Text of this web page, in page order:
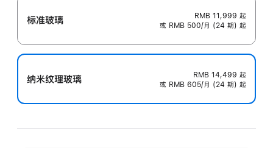
标准玻璃 RMB 11,999 起
或 RMB 500/月 (24 期) 起
纳米纹理玻璃 RMB 14,499 起
或 RMB 605/月 (24 期) 起